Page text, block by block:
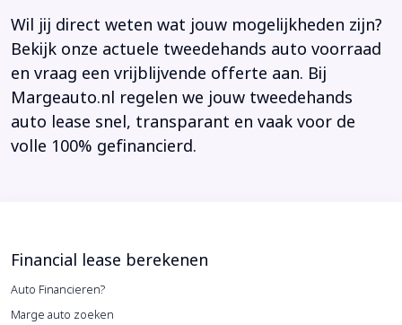
Wil jij direct weten wat jouw mogelijkheden zijn?
Bekijk onze actuele tweedehands auto voorraad
en vraag een vrijblijvende offerte aan. Bij
Margeauto.nl regelen we jouw tweedehands
auto lease snel, transparant en vaak voor de
volle 100% gefinancierd.
Financial lease berekenen
Auto Financieren?
Marge auto zoeken